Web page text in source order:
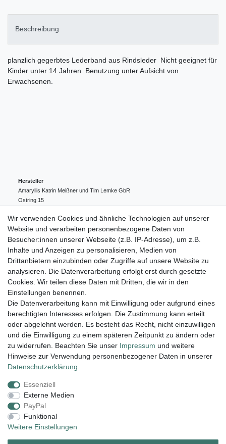
Beschreibung
planzlich gegerbtes Lederband aus Rindsleder Nicht geeignet für
Kinder unter 14 Jahren. Benutzung unter Aufsicht von
Erwachsenen.
Hersteller
Amaryllis Katrin Meißner und Tim Lemke GbR
Ostring 15
004943548099856
amaryllis-eckernfoerde@t-online.de
EU-Verantwortlicher
Amaryllis Katrin Meißner und Tim Lemke GbR
Ostring
15
004943548099856
amaryllis-eckernfoerde@t-online.de
Lieferung und Versand
Impressum Daten­schutz­erklärung AGB
Widerrufs­recht
Zahlungsarten:
Wir verwenden Cookies und ähnliche Technologien auf unserer
Website und verarbeiten personenbezogene Daten von
Besucher:innen unserer Webseite (z.B. IP-Adresse), um z.B.
Inhalte und Anzeigen zu personalisieren, Medien von
Drittanbietern einzubinden oder Zugriffe auf unsere Website zu
analysieren. Die Datenverarbeitung erfolgt erst durch gesetzte
Cookies. Wir teilen diese Daten mit Dritten, die wir in den
Einstellungen benennen.
Die Datenverarbeitung kann mit Einwilligung oder aufgrund eines
berechtigten Interesses erfolgen. Die Zustimmung kann erteilt
oder abgelehnt werden. Es besteht das Recht, nicht einzuwilligen
und die Einwilligung zu einem späteren Zeitpunkt zu ändern oder
zu widerrufen. Beachten Sie unser Impressum und weitere
Hinweise zur Verwendung personenbezogener Daten in unserer
Daten­schutz­erklärung
Essenziell
Externe Medien
PayPal
Funktional
Weitere Einstellungen